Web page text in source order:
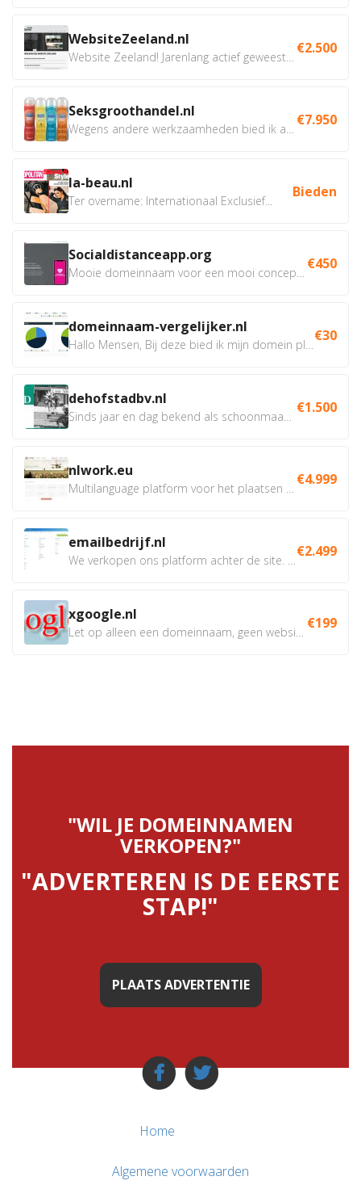
WebsiteZeeland.nl €2.500
Seksgroothandel.nl €7.950
la-beau.nl
Ter overname: Internationaal Exclusief...
Bieden
Socialdistanceapp.org €450
domeinnaam-vergelijker.nl €30
dehofstadbv.nl €1.500
nlwork.eu €4.999
emailbedrijf.nl €2.499
xgoogle.nl €199
"WIL JE DOMEINNAMEN
VERKOPEN?"
"ADVERTEREN IS DE EERSTE
STAP!"
PLAATS ADVERTENTIE
Home
Algemene voorwaarden